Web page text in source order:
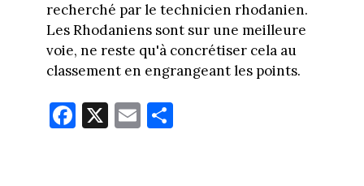
recherché par le technicien rhodanien.
Les Rhodaniens sont sur une meilleure
voie, ne reste qu'à concrétiser cela au
classement en engrangeant les points.
Fa
ce
X E
m
Pa